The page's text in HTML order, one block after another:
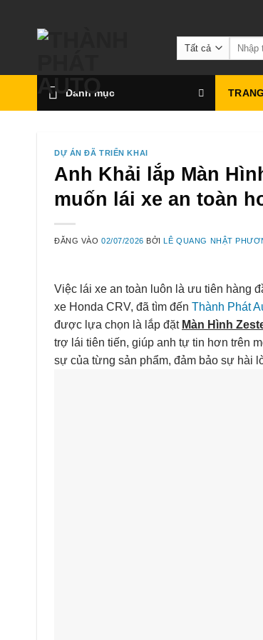
Tìm
kiếm:
Danh mục
DỰ ÁN ĐÃ TRIỂN KHAI
Anh Khải lắp Màn
muốn lái xe an toàn
ĐĂNG VÀO02/07/2026 BỞILÊ QUANG NHẬT
Việc lái xe an toàn luôn là ưu tiên hàng
xe Honda CRV, đã tìm đến Thành Phát
được lựa chọn là lắp đặt Màn Hình
trợ lái tiên tiến, giúp anh tự tin hơn trên
sự của từng sản phẩm, đảm bảo sự hài